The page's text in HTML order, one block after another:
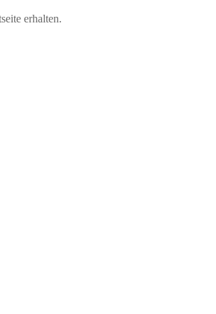
erhalten.